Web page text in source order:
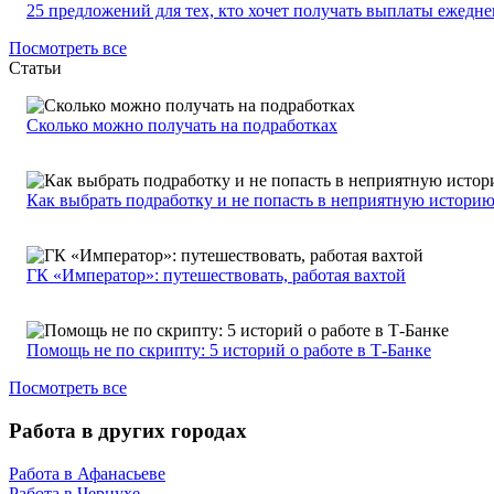
25 предложений для тех, кто хочет получать выплаты
Посмотреть все
Статьи
Сколько можно получать на подработках
Как выбрать подработку и не попасть в неприятную историю
ГК «Император»: путешествовать, работая вахтой
Помощь не по скрипту: 5 историй о работе в Т-Банке
Посмотреть все
Работа в других городах
Работа в Афанасьеве